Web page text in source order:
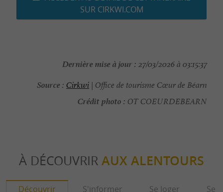
SUR CIRKWI.COM
Dernière mise à jour : 27/03/2026 à 03:15:37
Source : Cirkwi | Office de tourisme Cœur de Béarn
Crédit photo : OT COEURDEBEARN
À DÉCOUVRIR AUX ALENTOURS
Découvrir S'informer Se loger Se